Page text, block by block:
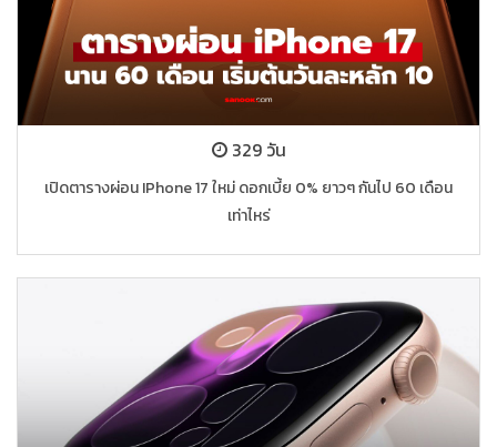
329 วัน
เปิดตารางผ่อน IPhone 17 ใหม่ ดอกเบี้ย 0% ยาวๆ กันไป 60 เดือน
เท่าไหร่